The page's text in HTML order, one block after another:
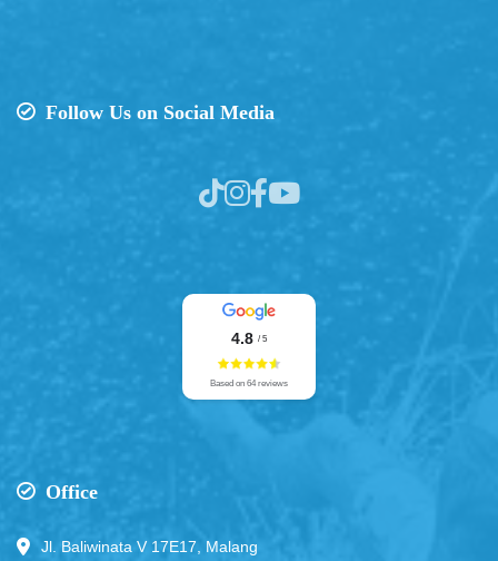
Follow Us on Social Media
4.8 / 5
Based on 64 reviews
Office
Jl. Baliwinata V 17E17, Malang